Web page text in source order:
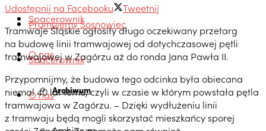
Spacerownik
O nas
Archiwum
Promujemy Sosnowiec
Spacerownik
O nas
Udostępnij na Facebooku
Tweetnij
Tramwaje Śląskie ogłosiły długo oczekiwany przetarg
na budowę linii tramwajowej od dotychczasowej pętli
tramwajowej w Zagórzu aż do ronda Jana Pawła II.
Przypomnijmy, że budowa tego odcinka była obiecana
niemal 40 lat temu, czyli w czasie w którym powstała pętla
tramwajowa w Zagórzu. – Dzięki wydłużeniu linii
z tramwaju będą mogli skorzystać mieszkańcy sporej